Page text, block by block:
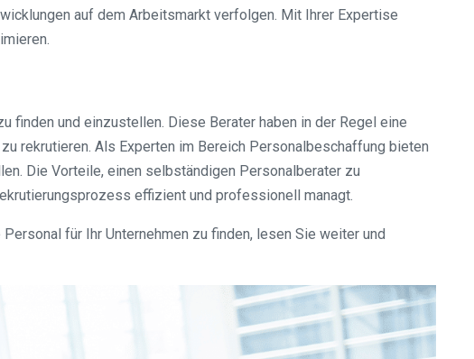
auf dem Arbeitsmarkt verfolgen. Mit Ihrer Expertise
und einzustellen. Diese Berater haben in der Regel eine
rekrutieren. Als Experten im Bereich Personalbeschaffung bieten
Die Vorteile, einen selbständigen Personalberater zu
effizient und professionell managt.
für Ihr Unternehmen zu finden, lesen Sie weiter und